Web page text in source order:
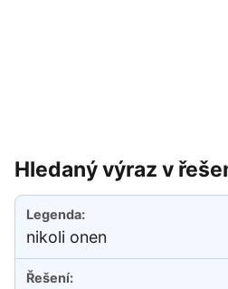
Hledaný výraz v
nikoli onen